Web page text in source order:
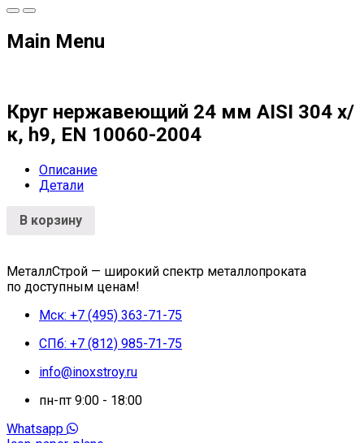
Main Menu
Круг нержавеющий 24 мм AISI 304 х/
к, h9, EN 10060-2004
Описание
Детали
В корзину
МеталлСтрой — широкий спектр металлопроката
по доступным ценам!
Мск: +7 (495) 363-71-75
СПб: +7 (812) 985-71-75
info@inoxstroy.ru
пн-пт 9:00 - 18:00
Whatsapp